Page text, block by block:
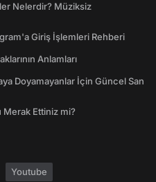
Nelerdir? Müziksiz
Giriş İşlemleri Rehberi
Anlamları
Doyamayanlar İçin Güncel San
Ettiniz mi?
Youtube